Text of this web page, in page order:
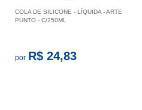
COLA DE SILICONE - LÍQUIDA - ARTE
PUNTO - C/250ML
por R$ 24,83